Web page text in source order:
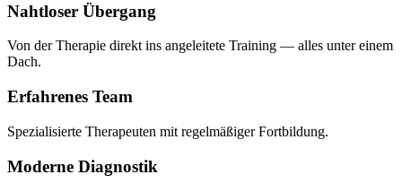
Nahtloser Übergang
Von der Therapie direkt ins angeleitete Training — alles unter einem
Dach.
Erfahrenes Team
Spezialisierte Therapeuten mit regelmäßiger Fortbildung.
Moderne Diagnostik